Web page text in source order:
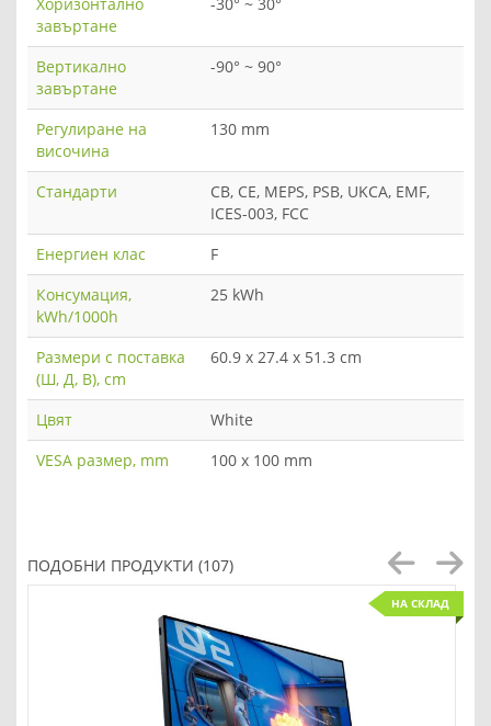
завъртане
Вертикално
завъртане
-90° ~ 90°
Регулиране на
височина
130 mm
Стандарти
CB, CE, MEPS, PSB, UKCA, EMF,
ICES-003, FCC
Енергиен клас
F
Консумация,
kWh/1000h
25 kWh
Размери с поставка
(Ш, Д, В), cm
60.9 x 27.4 x 51.3 cm
Цвят
White
VESA размер, mm
100 x 100 mm
ПОДОБНИ ПРОДУКТИ (107)
НА СКЛАД